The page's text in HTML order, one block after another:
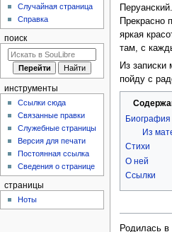
Прекрасно
яркая
там, с
Из записки
пойду с
Биография
Из
Стихи
О ней
Ссылки
Родилась
Случайная страница
Справка
поиск
инструменты
Ссылки сюда
Связанные правки
Служебные страницы
Версия для печати
Постоянная ссылка
Сведения о странице
страницы
Ноты